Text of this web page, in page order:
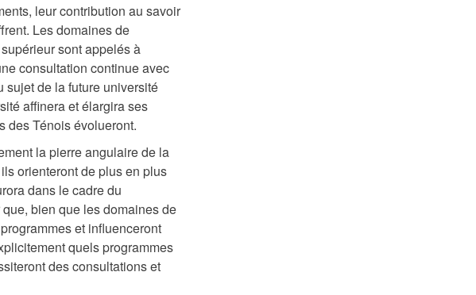
leur contribution au savoir
Les domaines de
sont appelés à
consultation continue avec
sujet de la future université
affinera et élargira ses
des Ténois évolueront.
la pierre angulaire de la
orienteront de plus en plus
dans le cadre du
bien que les domaines de
et influenceront
quels programmes
des consultations et